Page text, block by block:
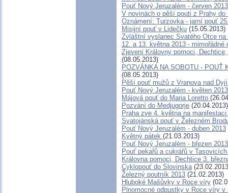
Pouť Nový Jeruzalém - červen 2013
V novinách o pěší pouti z Prahy do
Oznámení: Turzovka - jarní pouť
Misijní pouť v Lidečku (15.05.2013)
Zvláštní vyslanec Svatého Otce
12. a 13. května 2013 -
Zjevení Královny pomoci,
(08.05.2013)
POZVÁNKA NA SOBOTU - POUŤ
(08.05.2013)
Pěší pouť mužů z Vranova nad
Pouť Nový Jeruzalém - květen 2013
Májová pouť do Maria Loretto
Pozvání do Medjugorje (20.04.2013)
Praha zve 4. května na
Svatojánská pouť v Železném
Pouť Nový Jeruzalém - duben 2013
Květný pátek (21.03.2013)
Pouť Nový Jeruzalém - březen 2013
Pouť pekařů a cukrářů v
Královna pomoci, Dechtice 3.
Cyklopouť do Slovinska
Železný poutník 2013 (21.02.2013)
Hluboké Mašůvky v Roce víry
Plnomocné odpustky v Roce víry